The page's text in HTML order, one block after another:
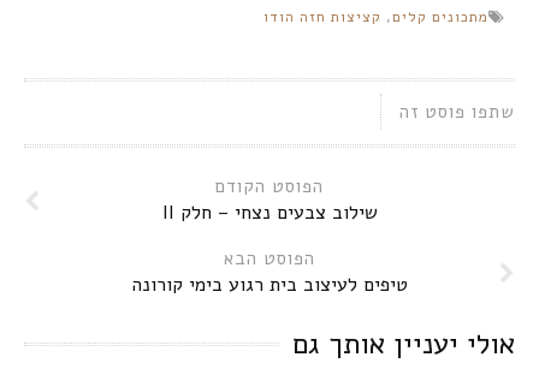
(נפתח בחלון
מתכונים קלים, קציצות חזה הודו
שתפו פוסט זה
הפוסט הקודם
שילוב צבעים נצחי – חלק II
הפוסט הבא
טיפים לעיצוב בית רגוע בימי קורונה
אולי יעניין אותך גם